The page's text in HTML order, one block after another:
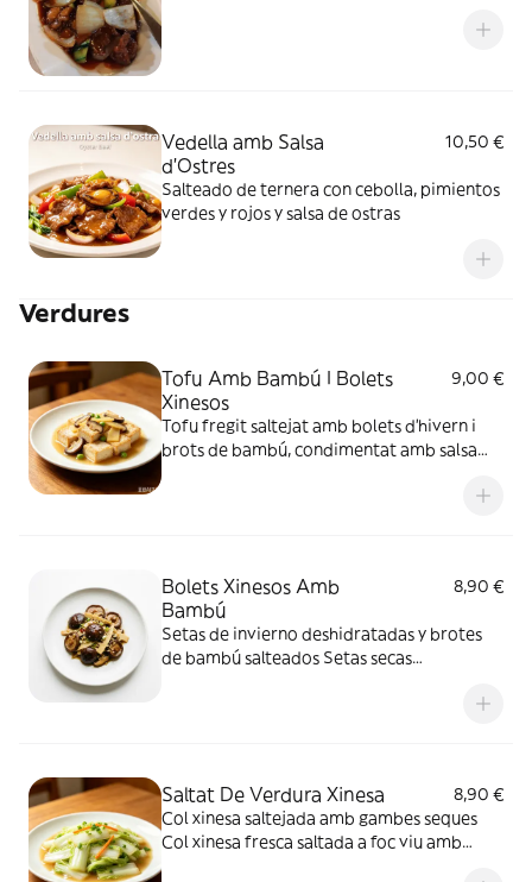
Vedella amb Salsa
d'Ostres
10,50 €
Salteado de ternera con cebolla, pimientos
verdes y rojos y salsa de ostras
Verdures
Tofu Amb Bambú I Bolets
Xinesos
9,00 €
Tofu fregit saltejat amb bolets d’hivern i
brots de bambú, condimentat amb salsa
Bolets Xinesos Amb
Bambú
8,90 €
Setas de invierno deshidratadas y brotes
de bambú salteados Setas secas
Saltat De Verdura Xinesa
8,90 €
Col xinesa saltejada amb gambes seques
Col xinesa fresca saltada a foc viu amb